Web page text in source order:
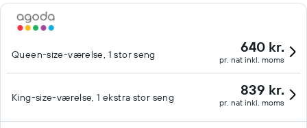
Queen-size-værelse, 1 stor seng 640 kr.
pr. nat inkl. moms
King-size-værelse, 1 ekstra stor seng 839 kr.
pr. nat inkl. moms